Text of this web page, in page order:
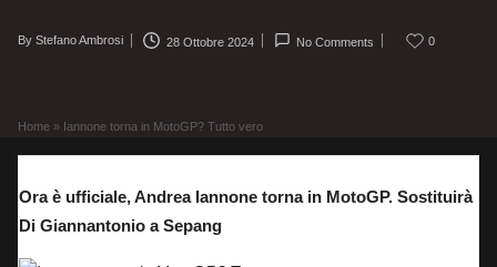
Posted
By Stefano Ambrosi 28 Ottobre 2024 No Comments 0
Home » Iannone torna in MotoGP? Tutto vero
Ora è ufficiale, Andrea Iannone torna in MotoGP. Sostituirà
Di Giannantonio a Sepang